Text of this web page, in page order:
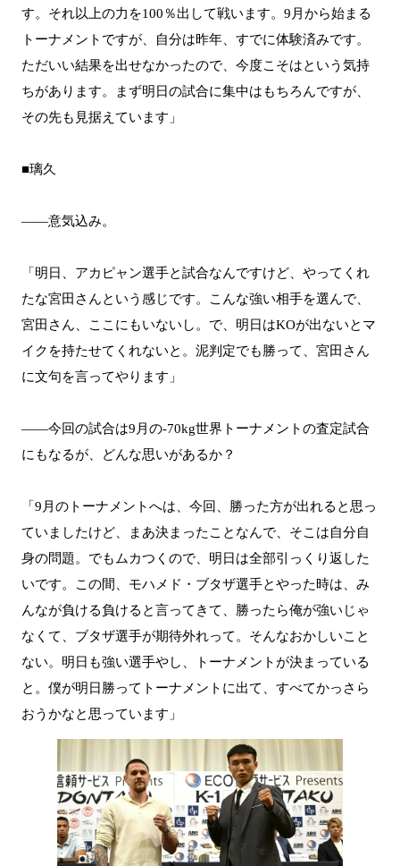
す。それ以上の力を100％出して戦います。9月から始まる
トーナメントですが、自分は昨年、すでに体験済みです。
ただいい結果を出せなかったので、今度こそはという気持
ちがあります。まず明日の試合に集中はもちろんですが、
その先も見据えています」
■璃久
――意気込み。
「明日、アカピャン選手と試合なんですけど、やってくれ
たな宮田さんという感じです。こんな強い相手を選んで、
宮田さん、ここにもいないし。で、明日はKOが出ないとマ
イクを持たせてくれないと。泥判定でも勝って、宮田さん
に文句を言ってやります」
――今回の試合は9月の-70kg世界トーナメントの査定試合
にもなるが、どんな思いがあるか？
「9月のトーナメントへは、今回、勝った方が出れると思っ
ていましたけど、まあ決まったことなんで、そこは自分自
身の問題。でもムカつくので、明日は全部引っくり返した
いです。この間、モハメド・ブタザ選手とやった時は、み
んなが負ける負けると言ってきて、勝ったら俺が強いじゃ
なくて、ブタザ選手が期待外れって。そんなおかしいこと
ない。明日も強い選手やし、トーナメントが決まっている
と。僕が明日勝ってトーナメントに出て、すべてかっさら
おうかなと思っています」